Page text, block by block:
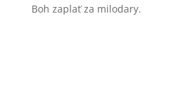
Boh zaplať za milodary.